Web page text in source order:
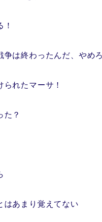
争は終わったんだ、やめ
られたマーサ！
？
はあまり覚えてない